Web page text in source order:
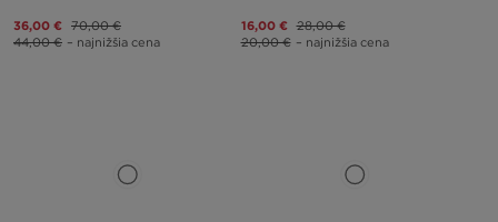
36,00 € 70,00 €
44,00 € – najnižšia cena
16,00 € 28,00 €
20,00 € – najnižšia cena